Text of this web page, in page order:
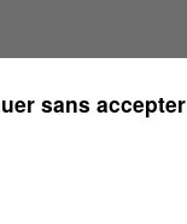
sans accepter